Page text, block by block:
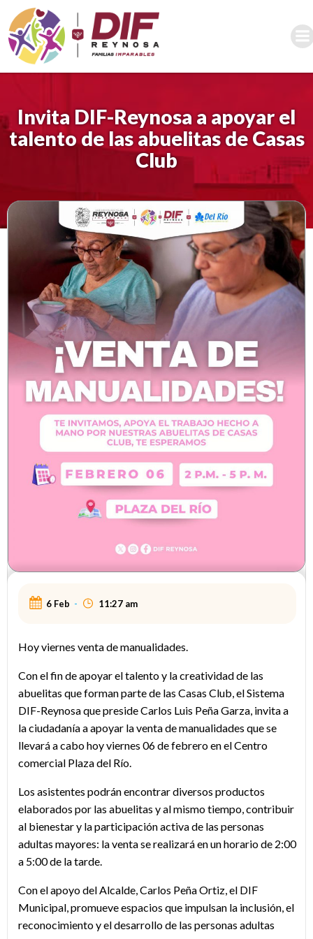
al
contenido
Invita DIF-Reynosa a apoyar el
talento de las abuelitas de Casas
Club
6 Feb - 11:27 am
Hoy viernes venta de manualidades.
Con el fin de apoyar el talento y la creatividad de las
abuelitas que forman parte de las Casas Club, el Sistema
DIF-Reynosa que preside Carlos Luis Peña Garza, invita a
la ciudadanía a apoyar la venta de manualidades que se
llevará a cabo hoy viernes 06 de febrero en el Centro
comercial Plaza del Río.
Los asistentes podrán encontrar diversos productos
elaborados por las abuelitas y al mismo tiempo, contribuir
al bienestar y la participación activa de las personas
adultas mayores: la venta se realizará en un horario de 2:00
a 5:00 de la tarde.
Con el apoyo del Alcalde, Carlos Peña Ortiz, el DIF
Municipal, promueve espacios que impulsan la inclusión, el
reconocimiento y el desarrollo de las personas adultas